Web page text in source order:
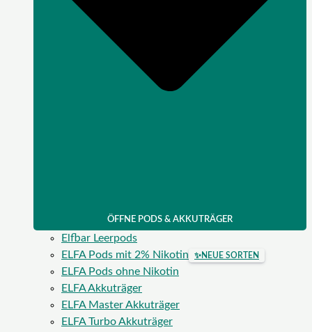
ÖFFNE PODS & AKKUTRÄGER
Elfbar Leerpods
ELFA Pods mit 2% Nikotin
✨NEUE SORTEN
ELFA Pods ohne Nikotin
ELFA Akkuträger
ELFA Master Akkuträger
ELFA Turbo Akkuträger